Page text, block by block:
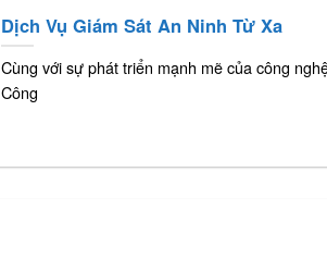
Dịch Vụ Giám Sát An Ninh Từ Xa
Cùng với sự phát triển mạnh mẽ của công
Công